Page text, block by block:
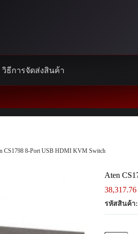
วิธีการจัดส่งสินค้า
CS1798 8-Port USB HDMI KVM Switch
Aten
38,317.76
รหัสสินค้า: